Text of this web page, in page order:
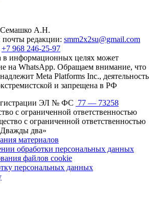
Семашко А.Н.
почты редакции: smm2x2su@gmail.com
+7 968 246-25-97
в информационных целях может
на WhatsApp. Обращаем внимание, что
Meta Platforms Inc., деятельность
и запрещена в РФ
ЭЛ № ФС 77 — 73258
с ограниченной ответственностью
с ограниченной ответственностью
два»
материалов
обработки персональных данных
файлов cookie
персональных данных